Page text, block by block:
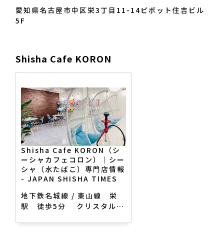
愛知県名古屋市中区栄3丁目11-14ピボット住吉ビル
5F
Shisha Cafe KORON
Shisha Cafe KORON（シ
ーシャカフェコロン）｜シー
シャ（水たばこ）専門店情報
- JAPAN SHISHA TIMES
地下鉄名城線 / 東山線 栄
駅 徒歩5分 クリスタル広